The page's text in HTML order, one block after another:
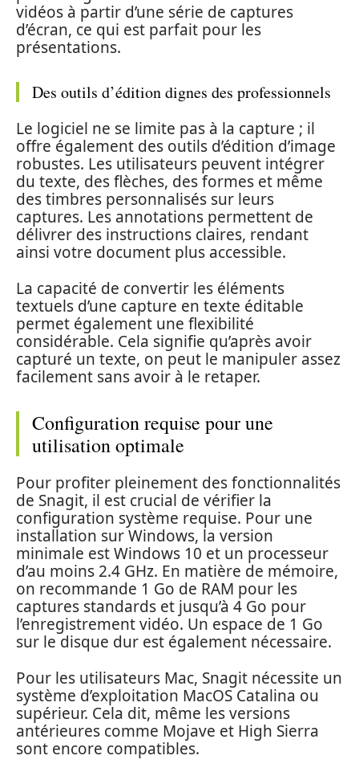
vidéos à partir d’une série de captures
d’écran, ce qui est parfait pour les
présentations.
Des outils d’édition dignes des professionnels
Le logiciel ne se limite pas à la capture ; il
offre également des outils d’édition d’image
robustes. Les utilisateurs peuvent intégrer
du texte, des flèches, des formes et même
des timbres personnalisés sur leurs
captures. Les annotations permettent de
délivrer des instructions claires, rendant
ainsi votre document plus accessible.
La capacité de convertir les éléments
textuels d’une capture en texte éditable
permet également une flexibilité
considérable. Cela signifie qu’après avoir
capturé un texte, on peut le manipuler assez
facilement sans avoir à le retaper.
Configuration requise pour une
utilisation optimale
Pour profiter pleinement des fonctionnalités
de Snagit, il est crucial de vérifier la
configuration système requise. Pour une
installation sur Windows, la version
minimale est Windows 10 et un processeur
d’au moins 2.4 GHz. En matière de mémoire,
on recommande 1 Go de RAM pour les
captures standards et jusqu’à 4 Go pour
l’enregistrement vidéo. Un espace de 1 Go
sur le disque dur est également nécessaire.
Pour les utilisateurs Mac, Snagit nécessite un
système d’exploitation MacOS Catalina ou
supérieur. Cela dit, même les versions
antérieures comme Mojave et High Sierra
sont encore compatibles.